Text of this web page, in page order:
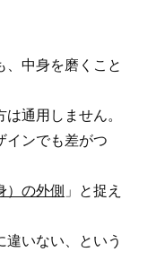
、中身を磨くこと
通用しません。
インでも差がつ
）の外側 」と捉え
いない、という